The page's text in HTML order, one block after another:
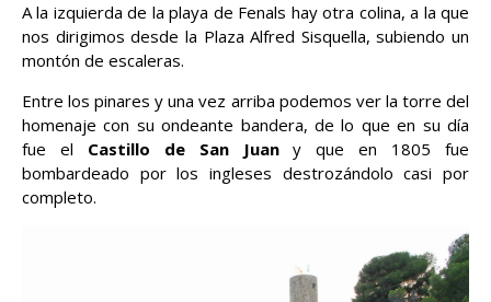
A la izquierda de la playa de Fenals hay otra colina, a la que
nos dirigimos desde la Plaza Alfred Sisquella, subiendo un
montón de escaleras.
Entre los pinares y una vez arriba podemos ver la torre del
homenaje con su ondeante bandera, de lo que en su día
fue el Castillo de San Juany que en 1805 fue
bombardeado por los ingleses destrozándolo casi por
completo.